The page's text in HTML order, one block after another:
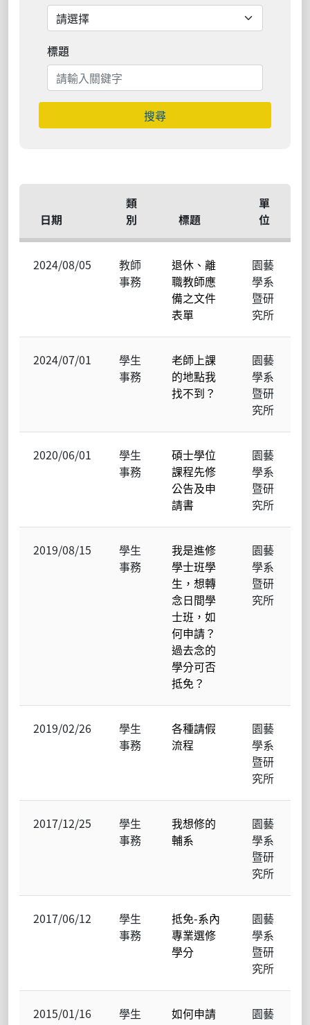
標題
搜尋
日期
類
別
標題
單
位
2024/08/05
教師
事務
退休、離
職教師應
備之文件
表單
園藝
學系
暨研
究所
2024/07/01
學生
事務
老師上課
的地點我
找不到？
園藝
學系
暨研
究所
2020/06/01
學生
事務
碩士學位
課程先修
公告及申
請書
園藝
學系
暨研
究所
2019/08/15
學生
事務
我是進修
學士班學
生，想轉
念日間學
士班，如
何申請？
過去念的
學分可否
抵免？
園藝
學系
暨研
究所
2019/02/26
學生
事務
各種請假
流程
園藝
學系
暨研
究所
2017/12/25
學生
事務
我想修的
輔系
園藝
學系
暨研
究所
2017/06/12
學生
事務
抵免-系內
專業選修
學分
園藝
學系
暨研
究所
2015/01/16
學生
如何申請
園藝